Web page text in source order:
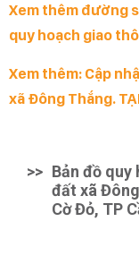
Xem thêm đường
quy hoạch giao
Xem thêm: Cập
xã Đông Thắng.
>> Bản đồ quy
đất xã
Cờ Đỏ, TP